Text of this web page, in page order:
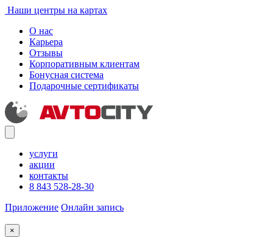
Наши центры на картах
О нас
Карьера
Отзывы
Корпоративным клиентам
Бонусная система
Подарочные сертификаты
услуги
акции
контакты
8 843 528-28-30
Приложение Онлайн запись
×